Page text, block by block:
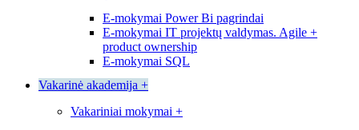
E-mokymai Power Bi pagrindai
E-mokymai IT projektų valdymas. Agile +
product ownership
E-mokymai SQL
Vakarinė akademija +
Vakariniai mokymai +